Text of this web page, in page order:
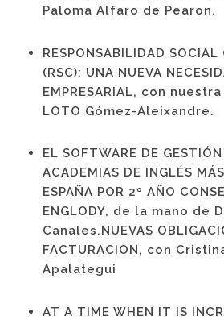
Paloma Alfaro de Pearon.
RESPONSABILIDAD SOCIAL
(RSC): UNA NUEVA
EMPRESARIAL, con
LOTO Gómez-Aleixandre.
EL SOFTWARE DE GESTIÓN
ACADEMIAS DE INGLÉS
ESPAÑA POR 2º AÑO
ENGLODY, de la mano de
Canales.NUEVAS
FACTURACIÓN, con
Apalategui
AT A TIME WHEN IT IS